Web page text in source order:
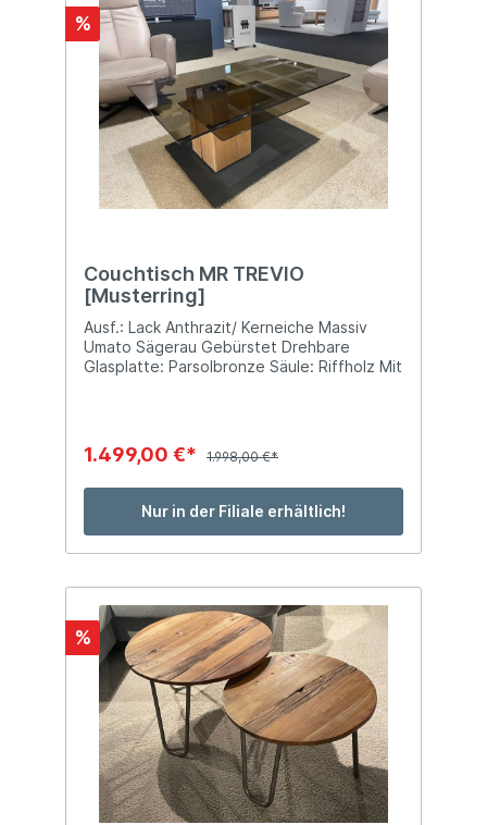
%
Couchtisch MR TREVIO
[Musterring]
Ausf.: Lack Anthrazit/ Kerneiche Massiv
Umato Sägerau Gebürstet Drehbare
Glasplatte: Parsolbronze Säule: Riffholz Mit
1.499,00 €* 1.998,00 €*
Nur in der Filiale erhältlich!
%